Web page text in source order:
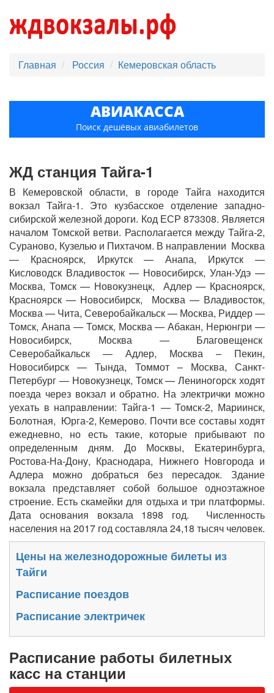
Главная Россия Кемеровская область
АВИАКАССА
Поиск дешёвых авиабилетов
ЖД станция Тайга-1
В Кемеровской области, в городе Тайга находится
вокзал Тайга-1. Это кузбасское отделение западно-
сибирской железной дороги. Код ЕСР 873308. Является
началом Томской ветви. Располагается между Тайга-2,
Сураново, Кузелью и Пихтачом. В направлении Москва
— Красноярск, Иркутск — Анапа, Иркутск —
Кисловодск Владивосток — Новосибирск, Улан-Удэ —
Москва, Томск — Новокузнецк, Адлер — Красноярск,
Красноярск — Новосибирск, Москва — Владивосток,
Москва — Чита, Северобайкальск — Москва, Риддер —
Томск, Анапа — Томск, Москва — Абакан, Нерюнгри —
Новосибирск, Москва — Благовещенск
Северобайкальск — Адлер, Москва – Пекин,
Новосибирск — Тында, Томмот – Москва, Санкт-
Петербург — Новокузнецк, Томск — Лениногорск ходят
поезда через вокзал и обратно. На электрички можно
уехать в направлении: Тайга-1 — Томск-2, Мариинск,
Болотная, Юрга-2, Кемерово. Почти все составы ходят
ежедневно, но есть такие, которые прибывают по
определенным дням. До Москвы, Екатеринбурга,
Ростова-На-Дону, Краснодара, Нижнего Новгорода и
Адлера можно добраться без пересадок. Здание
вокзала представляет собой большое одноэтажное
строение. Есть скамейки для отдыха и три платформы.
Дата основания вокзала 1898 год. Численность
населения на 2017 год составляла 24,18 тысяч человек.
Цены на железнодорожные билеты из
Тайги
Расписание поездов
Расписание электричек
Расписание работы билетных
касс на станции